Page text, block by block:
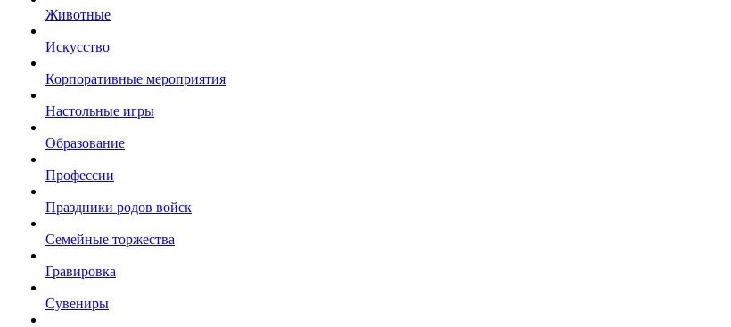
Животные
Искусство
Корпоративные мероприятия
Настольные игры
Образование
Профессии
Праздники родов войск
Семейные торжества
Гравировка
Сувениры